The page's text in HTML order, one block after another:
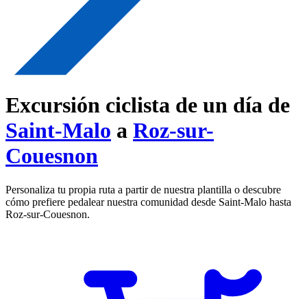
Excursión ciclista de un día de
Saint-Malo a Roz-sur-
Couesnon
Personaliza tu propia ruta a partir de nuestra plantilla o descubre
cómo prefiere pedalear nuestra comunidad desde Saint-Malo hasta
Roz-sur-Couesnon.